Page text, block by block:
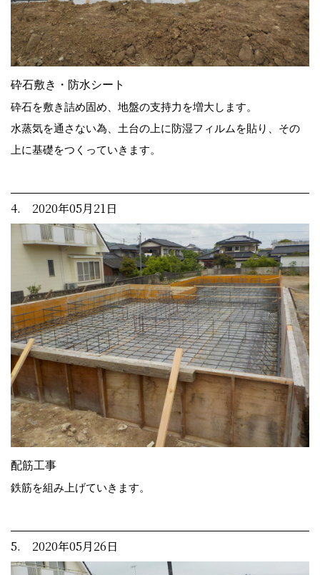
砕石敷き・防水シート
砕石を敷き詰め固め、地盤の支持力を増大します。
水蒸気を通さない為、土台の上に防湿フィルムを貼り、その
上に基礎をつくっていきます。
4. 2020年05月21日
配筋工事
鉄筋を組み上げていきます。
5. 2020年05月26日